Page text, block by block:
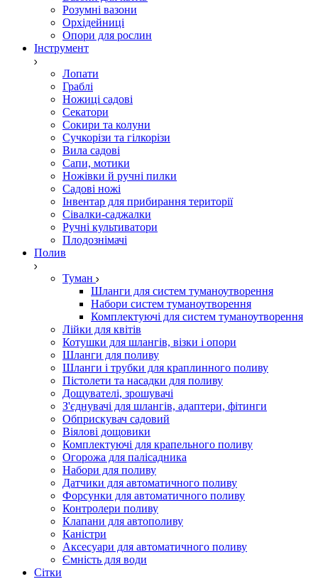
Розумні вазони
Орхідейниці
Опори для рослин
Інструмент
Лопати
Граблі
Ножиці садові
Секатори
Сокири та колуни
Сучкорізи та гілкорізи
Вила садові
Сапи, мотики
Ножівки й ручні пилки
Садові ножі
Інвентар для прибирання території
Сівалки-саджалки
Ручні культиватори
Плодознімачі
Полив
Туман
Шланги для систем туманоутворення
Набори систем туманоутворення
Комплектуючі для систем туманоутворення
Лійки для квітів
Котушки для шлангів, візки і опори
Шланги для поливу
Шланги і трубки для краплинного поливу
Пістолети та насадки для поливу
Дощувателі, зрошувачі
З'єднувачі для шлангів, адаптери, фітинги
Обприскувач садовий
Віялові дощовики
Комплектуючі для крапельного поливу
Огорожа для палісадника
Набори для поливу
Датчики для автоматичного поливу
Форсунки для автоматичного поливу
Контролери поливу
Клапани для автополиву
Каністри
Аксесуари для автоматичного поливу
Ємність для води
Сітки